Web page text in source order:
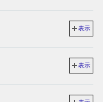
表示
表示